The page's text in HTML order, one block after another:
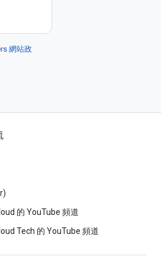
網站政
的 YouTube 頻道
Tech 的 YouTube 頻道